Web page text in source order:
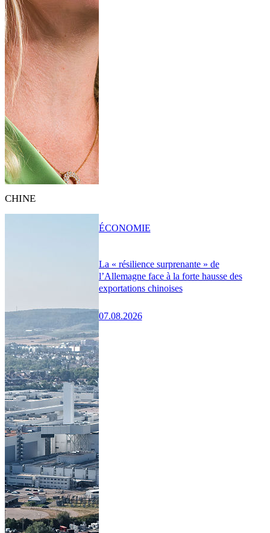
CHINE
La « résilience surprenante » de
l’Allemagne face à la forte hausse des
exportations chinoises
07.08.2026
ÉCONOMIE